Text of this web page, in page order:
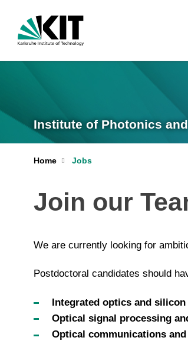
Institute of Photonics
Home Jobs
Join our
We are currently looking for
Postdoctoral candidates should
Integrated optics and
Optical signal processing
Optical communications